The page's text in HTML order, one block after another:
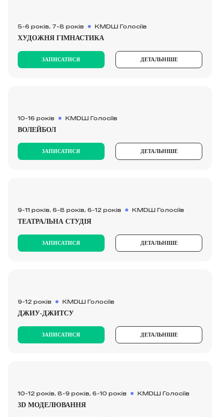
5-6 років, 7-8 років КМDШ Голосіїв
ХУДОЖНЯ ГІМНАСТИКА
ЗАПИСАТИСЯ ДЕТАЛЬНІШЕ
10-16 років КМDШ Голосіїв
ВОЛЕЙБОЛ
ЗАПИСАТИСЯ ДЕТАЛЬНІШЕ
9-11 років, 6-8 років, 6-12 років КМDШ Голосіїв
ТЕАТРАЛЬНА СТУДІЯ
ЗАПИСАТИСЯ ДЕТАЛЬНІШЕ
9-12 років КМDШ Голосіїв
ДЖИУ-ДЖИТСУ
ЗАПИСАТИСЯ ДЕТАЛЬНІШЕ
10-12 років, 8-9 років, 6-10 років КМDШ Голосіїв
3D МОДЕЛЮВАННЯ